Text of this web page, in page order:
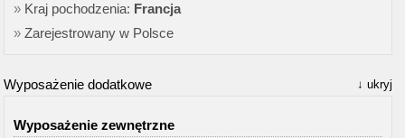
Kraj pochodzenia: Francja
Zarejestrowany w Polsce
Wyposażenie dodatkowe ukryj
Wyposażenie zewnętrzne